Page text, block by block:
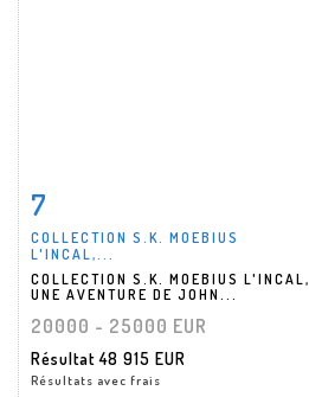
7
COLLECTION S.K. MOEBIUS
L'INCAL,...
COLLECTION S.K. MOEBIUS L'INCAL,
UNE AVENTURE DE JOHN...
20000 - 25000 EUR
Résultat48 915 EUR
Résultats avec frais